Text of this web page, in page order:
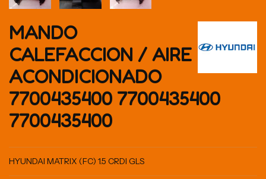
MANDO
CALEFACCION / AIRE
ACONDICIONADO
7700435400 7700435400
7700435400
HYUNDAI MATRIX (FC) 1.5 CRDI GLS